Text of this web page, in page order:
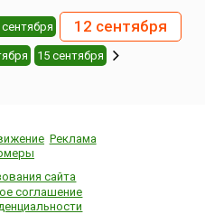
сентября 12 сентября
15 сентября
Реклама
сайта
соглашение